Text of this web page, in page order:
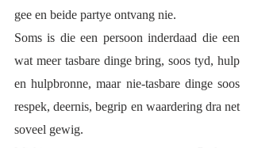
gee en beide partye ontvang nie.
Soms is die een persoon inderdaad die een
wat meer tasbare dinge bring, soos tyd, hulp
en hulpbronne, maar nie-tasbare dinge soos
respek, deernis, begrip en waardering dra net
soveel gewig.